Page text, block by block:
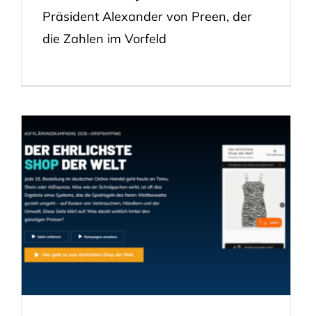
Präsident Alexander von Preen, der
die Zahlen im Vorfeld